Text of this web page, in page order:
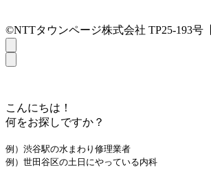
©NTTタウンページ株式会社 TP25-193号【
こんにちは！
何をお探しですか？
例）渋谷駅の水まわり修理業者
例）世田谷区の土日にやっている内科